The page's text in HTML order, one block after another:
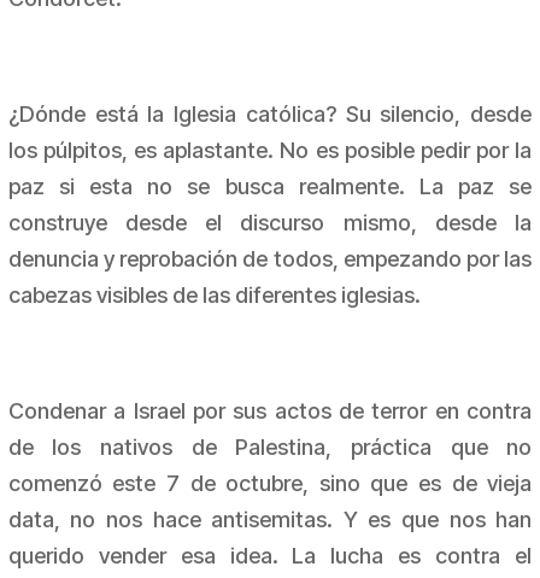
¿Dónde está la Iglesia católica? Su silencio, desde
los púlpitos, es aplastante. No es posible pedir por la
paz si esta no se busca realmente. La paz se
construye desde el discurso mismo, desde la
denuncia y reprobación de todos, empezando por las
cabezas visibles de las diferentes iglesias.
Condenar a Israel por sus actos de terror en contra
de los nativos de Palestina, práctica que no
comenzó este 7 de octubre, sino que es de vieja
data, no nos hace antisemitas. Y es que nos han
querido vender esa idea. La lucha es contra el